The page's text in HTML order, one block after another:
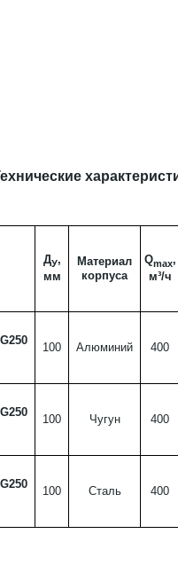
ДУ,
мм
Материал
корпуса
Qmax,
м³/ч
G250
100 Алюминий 400
G250
100 Чугун 400
G250
100 Сталь 400